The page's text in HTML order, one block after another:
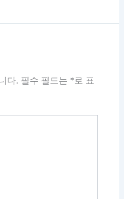
다. 필수 필드는 *로 표